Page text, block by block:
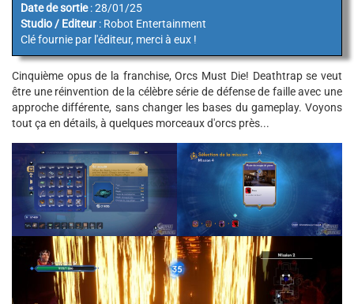
Date de sortie: 28/01/25
Studio / Editeur : Robot Entertainment
Clé fournie par l'éditeur, merci à eux !
Cinquième opus de la franchise, Orcs Must Die! Deathtrap se veut
être une réinvention de la célèbre série de défense de faille avec une
approche différente, sans changer les bases du gameplay. Voyons
tout ça en détails, à quelques morceaux d'orcs près...